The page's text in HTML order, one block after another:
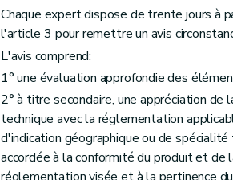
Chaque expert dispose de trente jours à
l'article 3 pour remettre un avis
L'avis comprend:
1° une évaluation approfondie des
2° à titre secondaire, une appréciation de
technique avec la réglementation
d'indication géographique ou de
accordée à la conformité du produit et de